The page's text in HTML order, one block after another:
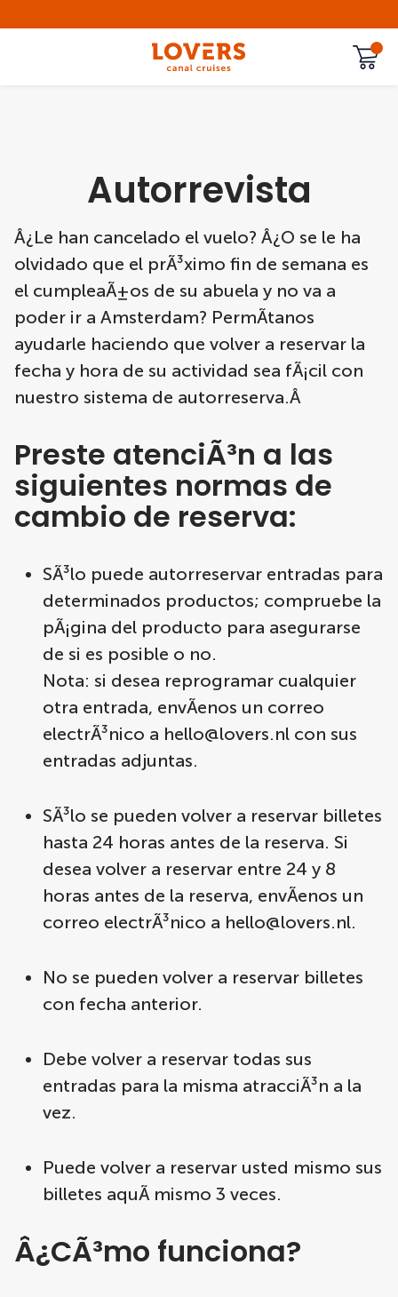
Autorrevista
Â¿Le han cancelado el vuelo? Â¿O se le ha
olvidado que el prÃ³ximo fin de semana es
el cumpleaÃ±os de su abuela y no va a
poder ir a Amsterdam? PermÃ­tanos
ayudarle haciendo que volver a reservar la
fecha y hora de su actividad sea fÃ¡cil con
nuestro sistema de autorreserva.Â
Preste atenciÃ³n a las
siguientes normas de
cambio de reserva:
SÃ³lo puede autorreservar entradas para
determinados productos; compruebe la
pÃ¡gina del producto para asegurarse
de si es posible o no.
Nota: si desea reprogramar cualquier
otra entrada, envÃ­enos un correo
electrÃ³nico a hello@lovers.nl con sus
entradas adjuntas.
SÃ³lo se pueden volver a reservar billetes
hasta 24 horas antes de la reserva. Si
desea volver a reservar entre 24 y 8
horas antes de la reserva, envÃ­enos un
correo electrÃ³nico a hello@lovers.nl.
No se pueden volver a reservar billetes
con fecha anterior.
Debe volver a reservar todas sus
entradas para la misma atracciÃ³n a la
vez.
Puede volver a reservar usted mismo sus
billetes aquÃ­ mismo 3 veces.
Â¿CÃ³mo funciona?